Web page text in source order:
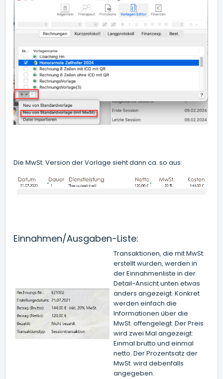
Die MwSt. Version der Vorlage sieht dann ca. so aus:
Einnahmen/Ausgaben-Liste:
Transaktionen, die mit MwSt.
erstellt wurden, werden in
der Einnahmenliste in der
Detail-Ansicht unten etwas
anders angezeigt. Konkret
werden einfach die
Informationen über die
MwSt. offengelegt. Der Preis
wird zwei Mal angezeigt:
Einmal brutto und einmal
netto. Der Prozentsatz der
MwSt. wird debenfalls
angegeben.